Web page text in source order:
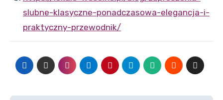
slubne-klasyczne-ponadczasowa-elegancja-i-
praktyczny-przewodnik/